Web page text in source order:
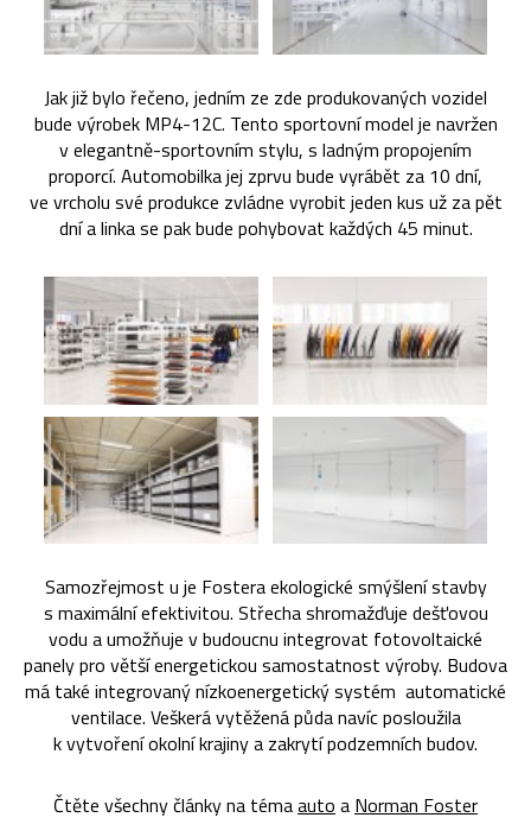
Jak již bylo řečeno, jedním ze zde produkovaných vozidel
bude výrobek MP4-12C. Tento sportovní model je navržen
v elegantně-sportovním stylu, s ladným propojením
proporcí. Automobilka jej zprvu bude vyrábět za 10 dní,
ve vrcholu své produkce zvládne vyrobit jeden kus už za pět
dní a linka se pak bude pohybovat každých 45 minut.
Samozřejmost u je Fostera ekologické smýšlení stavby
s maximální efektivitou. Střecha shromažďuje dešťovou
vodu a umožňuje v budoucnu integrovat fotovoltaické
panely pro větší energetickou samostatnost výroby. Budova
má také integrovaný nízkoenergetický systém automatické
ventilace. Veškerá vytěžená půda navíc posloužila
k vytvoření okolní krajiny a zakrytí podzemních budov.
Čtěte všechny články na témaauto a Norman Foster